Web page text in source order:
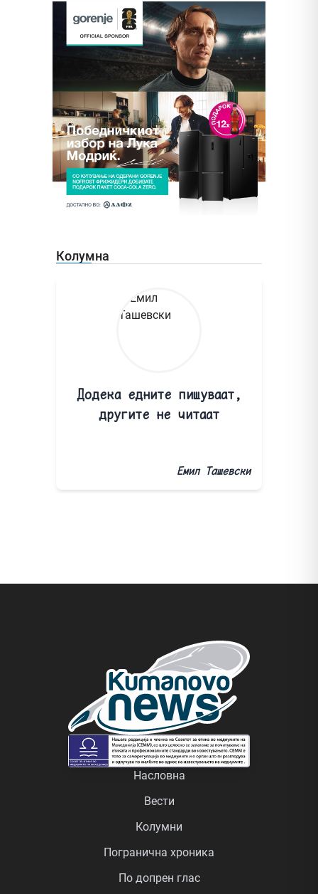
Колумна
Додека едните пишуваат,
другите не читаат
Емил Ташевски
Насловна
Вести
Колумни
Погранична хроника
По допрен глас